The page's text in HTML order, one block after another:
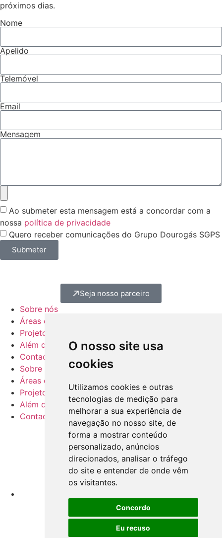
O nosso site usa
cookies
Utilizamos cookies e outras
tecnologias de medição para
melhorar a sua experiência de
navegação no nosso site, de
forma a mostrar conteúdo
personalizado, anúncios
direcionados, analisar o tráfego
do site e entender de onde vêm
os visitantes.
Concordo
Eu recuso
próximos dias.
Nome
Apelido
Telemóvel
Email
Mensagem
Ao submeter esta mensagem está a concordar com a
nossa política de privacidade
Quero receber comunicações do Grupo Dourogás SGPS
Submeter
Seja nosso parceiro
Sobre nós
Áreas de negócio
Projetos
Além da Sustentabilidade
Contactos
Sobre nós
Áreas de negócio
Projetos
Além da Sustentabilidade
Contactos